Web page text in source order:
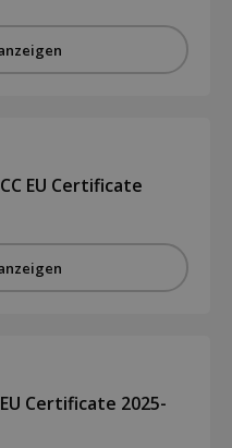
EU Certificate
Certificate 2025-